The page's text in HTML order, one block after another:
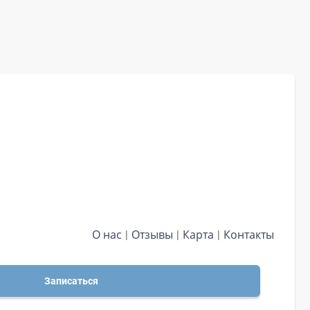
О нас Отзывы Карта Контакты
Записаться